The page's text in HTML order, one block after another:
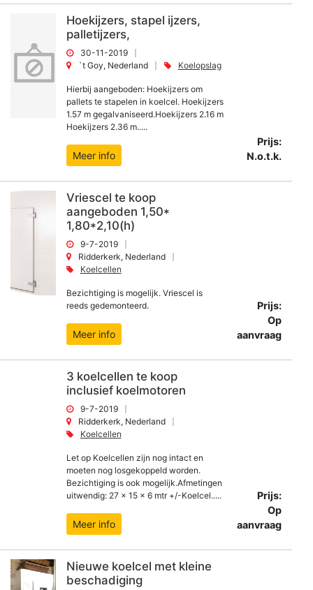
Hoekijzers, stapel ijzers,
palletijzers,
30-11-2019
`t Goy, Nederland
Koelopslag
Hierbij aangeboden: Hoekijzers om
pallets te stapelen in koelcel. Hoekijzers
1.57 m gegalvaniseerd.Hoekijzers 2.16 m
Hoekijzers 2.36 m.....
Meer info
Prijs:
N.o.t.k.
Vriescel te koop
aangeboden 1,50*
1,80*2,10(h)
9-7-2019
Ridderkerk, Nederland
Koelcellen
Bezichtiging is mogelijk. Vriescel is
reeds gedemonteerd.
Meer info
Prijs:
Op
aanvraag
3 koelcellen te koop
inclusief koelmotoren
9-7-2019
Ridderkerk, Nederland
Koelcellen
Let op Koelcellen zijn nog intact en
moeten nog losgekoppeld worden.
Bezichtiging is ook mogelijk.Afmetingen
uitwendig: 27 x 15 x 6 mtr +/-Koelcel.....
Meer info
Prijs:
Op
aanvraag
Nieuwe koelcel met kleine
beschadiging